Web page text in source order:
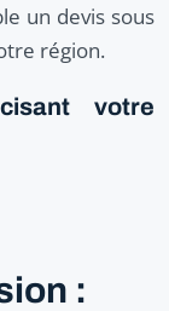
un devis sous
région.
votre
: